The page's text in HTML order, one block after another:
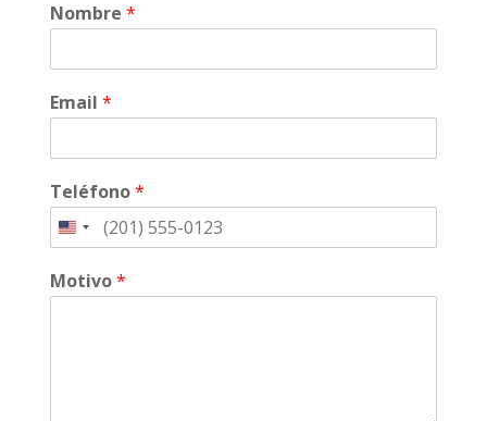
Nombre *
Email *
Teléfono*
Motivo*